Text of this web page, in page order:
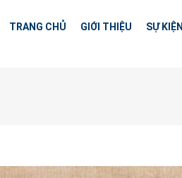
TRANG CHỦ GIỚI THIỆU SỰ KIỆN